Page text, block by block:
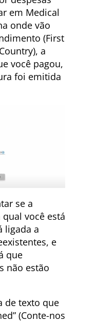
em Medical
onde vão
(First
a
você pagou,
foi emitida
se a
você está
ligada a
e
que
não estão
de texto que
(Conte-nos